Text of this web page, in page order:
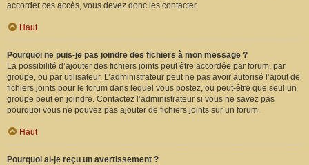
accorder ces accès, vous devez donc les contacter.
Haut
Pourquoi ne puis-je pas joindre des fichiers à mon message ?
La possibilité d’ajouter des fichiers joints peut être accordée par forum, par
groupe, ou par utilisateur. L’administrateur peut ne pas avoir autorisé l’ajout de
fichiers joints pour le forum dans lequel vous postez, ou peut-être que seul un
groupe peut en joindre. Contactez l’administrateur si vous ne savez pas
pourquoi vous ne pouvez pas ajouter de fichiers joints sur un forum.
Haut
Pourquoi ai-je reçu un avertissement ?